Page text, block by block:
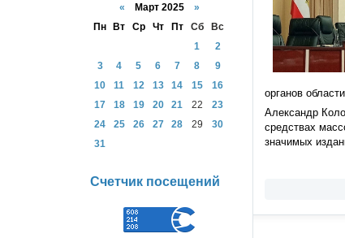
органов
Александр
средствах
значимых
« Март 2025 »
Пн
Вт Ср Чт Пт Сб
Вс
1
2
3
4 5 6 7 8
9
10
11 12 13 14 15
16
17
18 19 20 21 22
23
24
25 26 27 28 29
30
31
Счетчик посещений